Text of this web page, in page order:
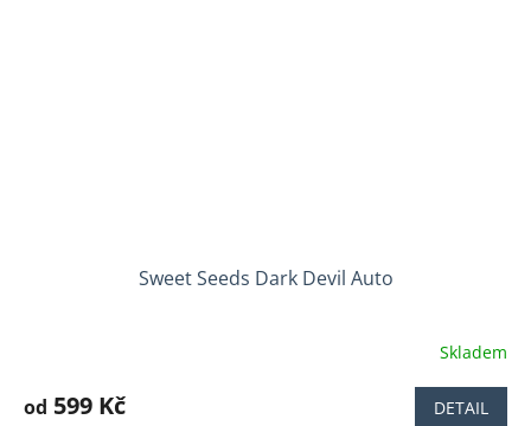
Sweet Seeds Dark Devil Auto
produktu
Skladem
od 599 Kč DETAIL